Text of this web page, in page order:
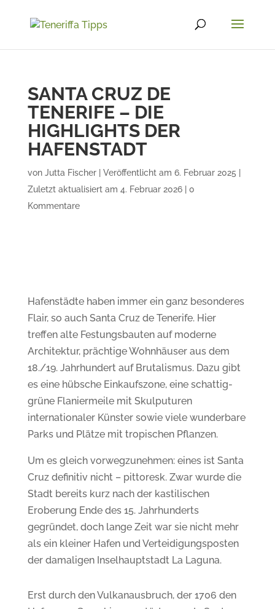
SANTA CRUZ DE
TENERIFE – DIE
HIGHLIGHTS DER
HAFENSTADT
von Jutta Fischer| Veröffentlicht am 6. Februar 2025 |
Zuletzt aktualisiert am 4. Februar 2026| 0
Kommentare
Hafenstädte haben immer ein ganz besonderes
Flair, so auch Santa Cruz de Tenerife. Hier
treffen alte Festungsbauten auf moderne
Architektur, prächtige Wohnhäuser aus dem
18./19. Jahrhundert auf Brutalismus. Dazu gibt
es eine hübsche Einkaufszone, eine schattig-
grüne Flaniermeile mit Skulputuren
internationaler Künster sowie viele wunderbare
Parks und Plätze mit tropischen Pflanzen.
Um es gleich vorwegzunehmen: eines ist Santa
Cruz definitiv nicht – pittoresk. Zwar wurde die
Stadt bereits kurz nach der kastilischen
Eroberung Ende des 15. Jahrhunderts
gegründet, doch lange Zeit war sie nicht mehr
als ein kleiner Hafen und Verteidigungsposten
der damaligen Inselhauptstadt La Laguna.
Erst durch den Vulkanausbruch, der 1706 den